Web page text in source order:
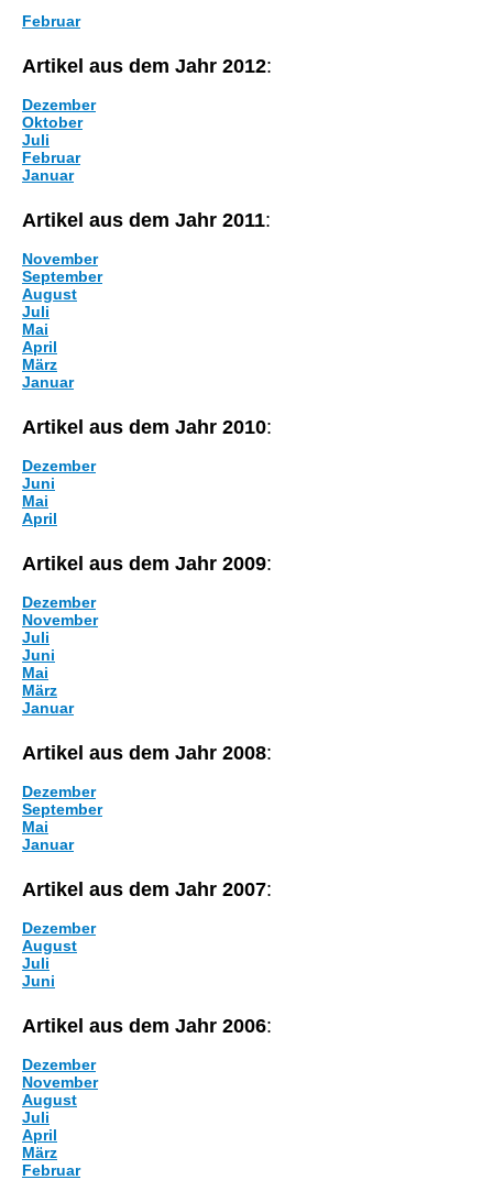
Februar
Artikel aus dem Jahr 2012:
Dezember
Oktober
Juli
Februar
Januar
Artikel aus dem Jahr 2011:
November
September
August
Juli
Mai
April
März
Januar
Artikel aus dem Jahr 2010:
Dezember
Juni
Mai
April
Artikel aus dem Jahr 2009:
Dezember
November
Juli
Juni
Mai
März
Januar
Artikel aus dem Jahr 2008:
Dezember
September
Mai
Januar
Artikel aus dem Jahr 2007:
Dezember
August
Juli
Juni
Artikel aus dem Jahr 2006:
Dezember
November
August
Juli
April
März
Februar